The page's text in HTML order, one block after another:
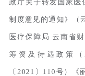
政厅关于转发国家医
制度意见的通知》（
医疗保障局 云南省
筹资及待遇政策
〔2021〕110号）《